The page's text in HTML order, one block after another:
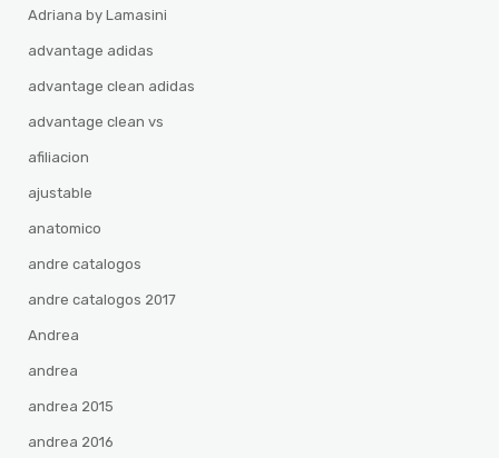
Adriana by Lamasini
advantage adidas
advantage clean adidas
advantage clean vs
afiliacion
ajustable
anatomico
andre catalogos
andre catalogos 2017
Andrea
andrea
andrea 2015
andrea 2016